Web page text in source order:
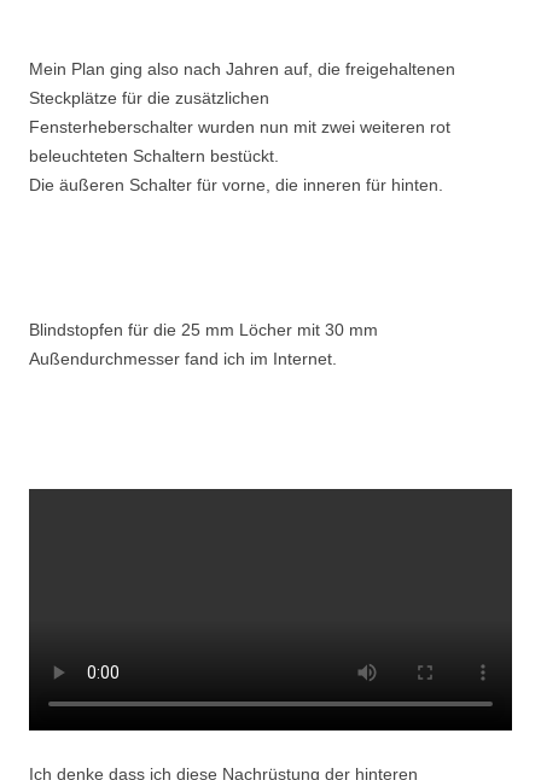
Mein Plan ging also nach Jahren auf, die freigehaltenen
Steckplätze für die zusätzlichen
Fensterheberschalter wurden nun mit zwei weiteren rot
beleuchteten Schaltern bestückt.
Die äußeren Schalter für vorne, die inneren für hinten.
Blindstopfen für die 25 mm Löcher mit 30 mm
Außendurchmesser fand ich im Internet.
Ich denke dass ich diese Nachrüstung der hinteren